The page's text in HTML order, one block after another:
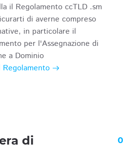
il Regolamento ccTLD .sm
di averne compreso
in particolare il
per l'Assegnazione di
a Dominio
Regolamento
di